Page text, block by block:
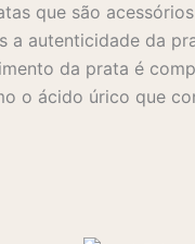
que são
a autenticidade da
da prata é
o ácido úrico que